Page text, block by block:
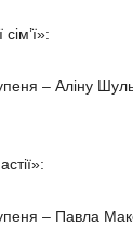
– Аліну
– Павла